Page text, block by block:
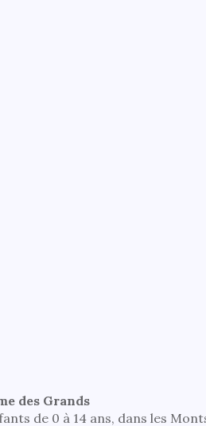
des Grands
de 0 à 14 ans, dans les